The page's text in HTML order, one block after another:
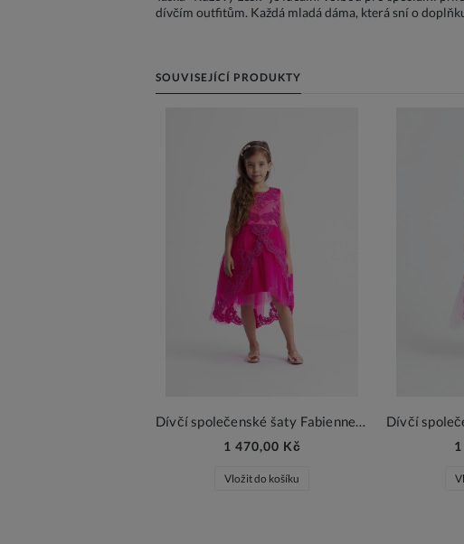
dívčím outfitům. Každá mladá dáma, která sní o
SOUVISEJÍCÍ PRODUKTY
Dívčí společenské šaty Fabienne fuchsie
1 470,00 Kč
Vložit do košíku